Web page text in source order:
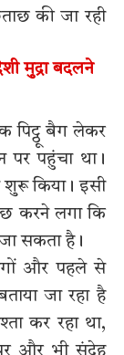
की जा रही
मुद्रा बदलने
पिट्ठू बैग लेकर
पर पहुंचा था।
शुरू किया। इसी
करने लगा कि
सकता है।
और पहले से
जा रहा है
कर रहा था,
और भी संदेह